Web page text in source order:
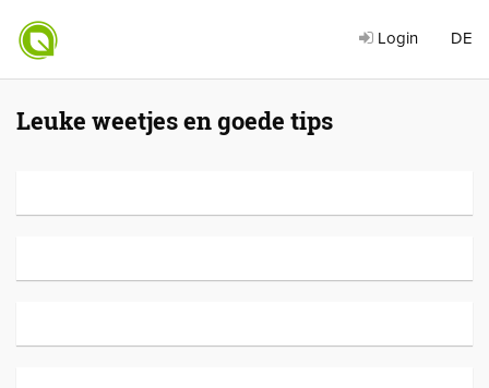
Login DE
Leuke weetjes en goede tips